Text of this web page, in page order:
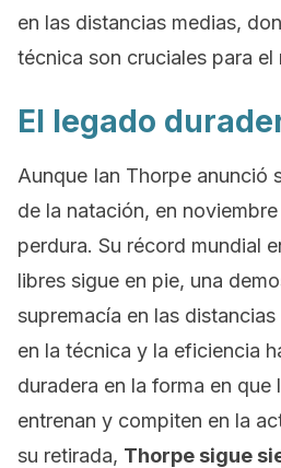
en las distancias medias,
técnica son cruciales para el
El legado
Aunque Ian Thorpe anunció
de la natación, en
perdura. Su récord mundial
libres sigue en pie, una
supremacía en las
en la técnica y la eficiencia
duradera en la forma en que
entrenan y compiten en la
su retirada, Thorpe sigue